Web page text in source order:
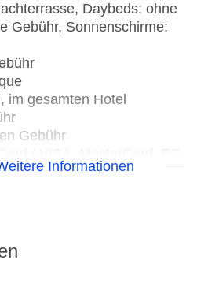
Daybeds: ohne
Gebühr, Sonnenschirme:
im gesamten Hotel
Gebühr
notwendig
8, Zimmer: 47
Informationen